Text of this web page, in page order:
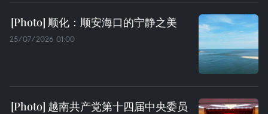
顺化：顺安海口的宁静之美
25/07/2026 01:00
越南共产党第十四届中央委员